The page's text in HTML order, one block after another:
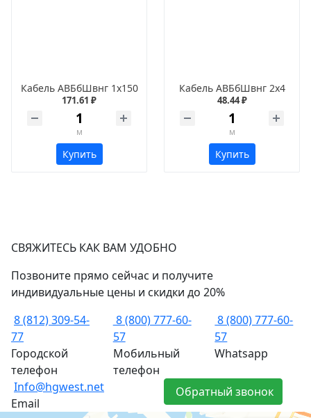
Кабель АВБбШвнг 1х150
171.61 ₽
м
Купить
Кабель АВБбШвнг 2х4
48.44 ₽
м
Купить
СВЯЖИТЕСЬ КАК ВАМ УДОБНО
Позвоните прямо сейчас и получите
индивидуальные цены и скидки до 20%
8 (812) 309-54-
77
Городской
телефон
8 (800) 777-60-
57
Мобильный
телефон
8 (800) 777-60-
57
Whatsapp
Info@hgwest.net
Email
Обратный звонок